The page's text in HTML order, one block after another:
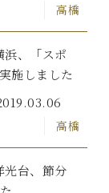
高橋
浜、「スポ
施しました
高橋
光台、節分